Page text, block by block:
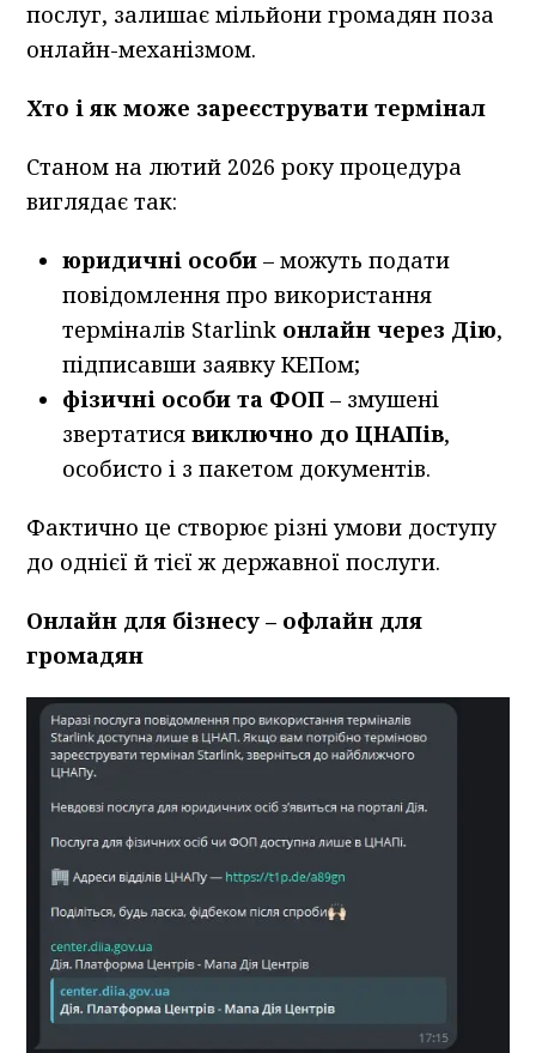
послуг, залишає мільйони громадян поза
онлайн-механізмом.
Хто і як може зареєструвати термінал
Станом на лютий 2026 року процедура
виглядає так:
юридичні особи – можуть подати
повідомлення про використання
терміналів Starlink онлайн через Дію,
підписавши заявку КЕПом;
фізичні особи та ФОП – змушені
звертатисявиключно до ЦНАПів,
особисто і з пакетом документів.
Фактично це створює різні умови доступу
до однієї й тієї ж державної послуги.
Онлайн для бізнесу – офлайн для
громадян